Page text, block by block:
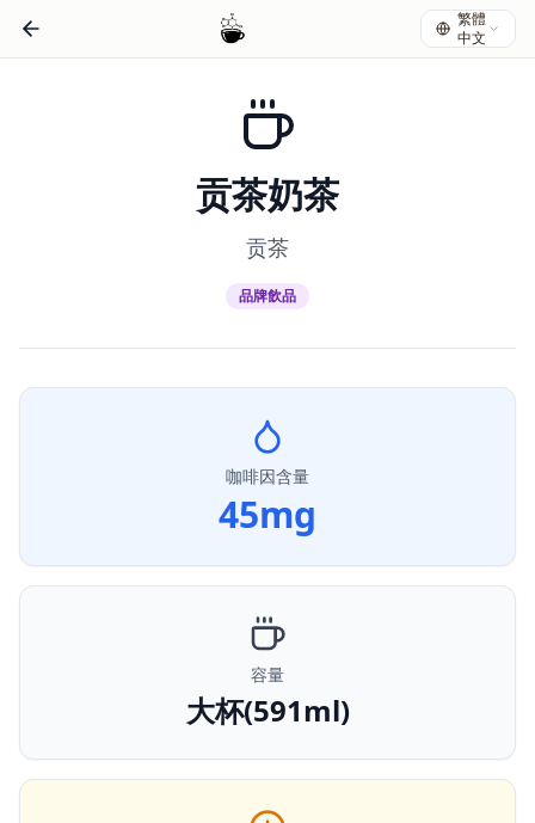
繁體
中文
贡茶奶茶
贡茶
品牌飲品
咖啡因含量
45mg
容量
大杯(591ml)